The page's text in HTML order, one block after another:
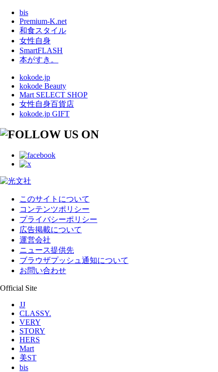
bis
Premium-K.net
和食スタイル
女性自身
SmartFLASH
本がすき。
kokode.jp
kokode Beauty
Mart SELECT SHOP
女性自身百貨店
kokode.jp GIFT
このサイトについて
コンテンツポリシー
プライバシーポリシー
広告掲載について
運営会社
ニュース提供先
ブラウザプッシュ通知について
お問い合わせ
Official Site
JJ
CLASSY.
VERY
STORY
HERS
Mart
美ST
bis